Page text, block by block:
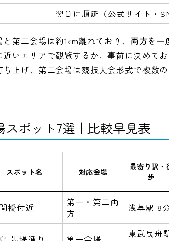
翌日に順延（公式サイト・
第二会場は約1km離れており、 両方を一
近いエリアで観覧するか、事前に決めて
ち上げ、第二会場は競技大会形式で複数
スポット7選｜比較早見表
スポット名 対応会場
最寄り駅・
歩
橋付近
第一・第二両
方
浅草駅 8
東武曳舟